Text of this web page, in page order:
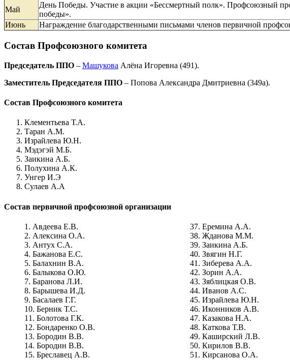
Май
День Победы. Участие в акции «Бессмертный полк». Профсоюзный
победы».
Июнь
Награждение благодарственными письмами членов первичной
Состав Профсоюзного комитета
Председатель ППО – Машукова Алёна Игоревна (491).
Заместитель Председателя ППО – Попова Александра Дмитриевна (349а).
Состав Профсоюзного комитета
Клементьева Т.А.
Таран А.М.
Израйлева Ю.Н.
Мэдэгэй М.Б.
Заикина А.Б.
Полухина А.К.
Унгер И.Э
Сулаев А.А
Состав первичной профсоюзной организации
Авдеева Е.В.
Алексина О.А.
Антух С.А.
Бажанова Е.С.
Балахнин В.А.
Балыкова О.Ю.
Баранова Л.И.
Барышева И.Д.
Басалаев Г.Г.
Берник Т.С.
Болотова Г.К.
Бондаренко О.В.
Бородин В.В.
Бородин В.В.
Бреславец А.В.
Еремина А.А.
Жданова М.М.
Заикина А.Б.
Звягин Н.Г.
Зиберева А.А.
Зорин А.А.
Зяблицкая О.В.
Иванов А.С.
Израйлева Ю.Н.
Иконников А.В.
Казакова Н.А.
Каткова Т.В.
Каширский Л.В.
Кирилов В.В.
Кирсанова О.А.